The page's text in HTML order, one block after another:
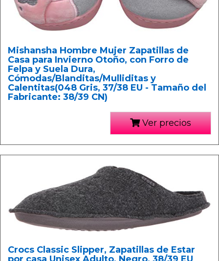
Mishansha Hombre Mujer Zapatillas de
Casa para Invierno Otoño, con Forro de
Felpa y Suela Dura,
Cómodas/Blanditas/Mulliditas y
Calentitas(048 Gris, 37/38 EU - Tamaño del
Fabricante: 38/39 CN)
Ver precios
Crocs Classic Slipper, Zapatillas de Estar